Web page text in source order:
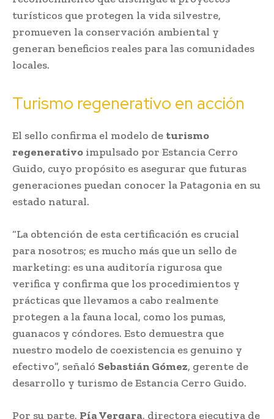
turísticos que protegen la vida silvestre,
promueven la conservación ambiental y
generan beneficios reales para las comunidades
locales.
Turismo regenerativo en acción
El sello confirma el modelo de turismo
regenerativo impulsado por Estancia Cerro
Guido, cuyo propósito es asegurar que futuras
generaciones puedan conocer la Patagonia en su
estado natural.
“La obtención de esta certificación es crucial
para nosotros; es mucho más que un sello de
marketing: es una auditoría rigurosa que
verifica y confirma que los procedimientos y
prácticas que llevamos a cabo realmente
protegen a la fauna local, como los pumas,
guanacos y cóndores. Esto demuestra que
nuestro modelo de coexistencia es genuino y
efectivo”, señaló Sebastián Gómez, gerente de
desarrollo y turismo de Estancia Cerro Guido.
Por su parte, Pía Vergara, directora ejecutiva de